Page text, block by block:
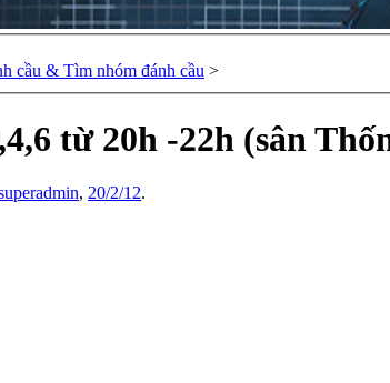
cầu & Tìm nhóm đánh cầu >
từ 20h -22h (sân
, 20/2/12.